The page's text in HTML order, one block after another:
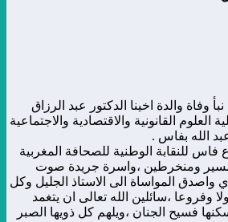
نبأ وفاة والدة اخينا الدكتور عبد الرزاق
العلوم القانونية والاقتصادية والاجتماعية
الله بفاس .
فاس للنقابة الوطنية للصحافة المغربية
ومنخرطين ،واسرة جريدة صوت
واصدق المواساة الى الاستاذ الجليل وكل
وفروعا ،سائلين الله تعالى ان يتغمد
فسيح الجنان ،ويلهم كل ذويها الصبر